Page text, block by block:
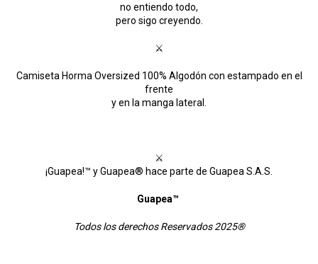
no entiendo todo,
pero sigo creyendo.
⚔
Camiseta Horma Oversized 100% Algodón con estampado en el
frente
y en la manga lateral.
⚔
¡Guapea!™ y Guapea® hace parte de Guapea S.A.S.
Guapea™
Todos los derechos Reservados 2025®